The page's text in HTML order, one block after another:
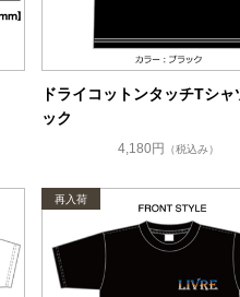
ドライコットンタッチTシャ
ック
4,180円 （税込み）